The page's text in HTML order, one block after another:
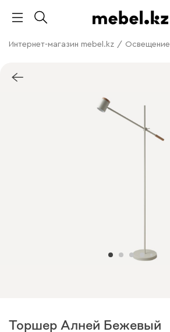
Интернет-магазин mebel.kz / Освещение
Торшер Алней Бежевый